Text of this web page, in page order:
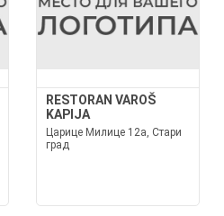
RESTORAN VAROŠ
KAPIJA
Царице Милице 12а, Стари
град